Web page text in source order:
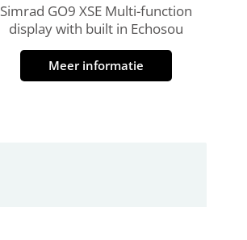
Simrad GO9 XSE Multi-function
display with built in Echosou
Meer informatie